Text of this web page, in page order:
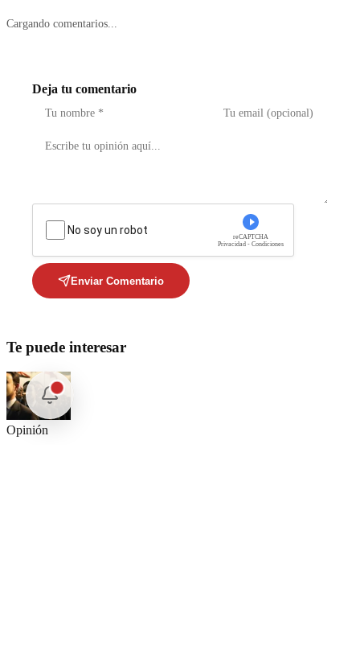
Cargando comentarios...
Deja tu comentario
No soy un robot
reCAPTCHA
Privacidad - Condiciones
Enviar Comentario
Te puede interesar
Opinión